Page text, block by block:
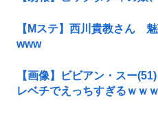
【Mステ】西川貴教さん
www
【画像】ビビアン・スー
レベチでえっちすぎるｗｗｗ